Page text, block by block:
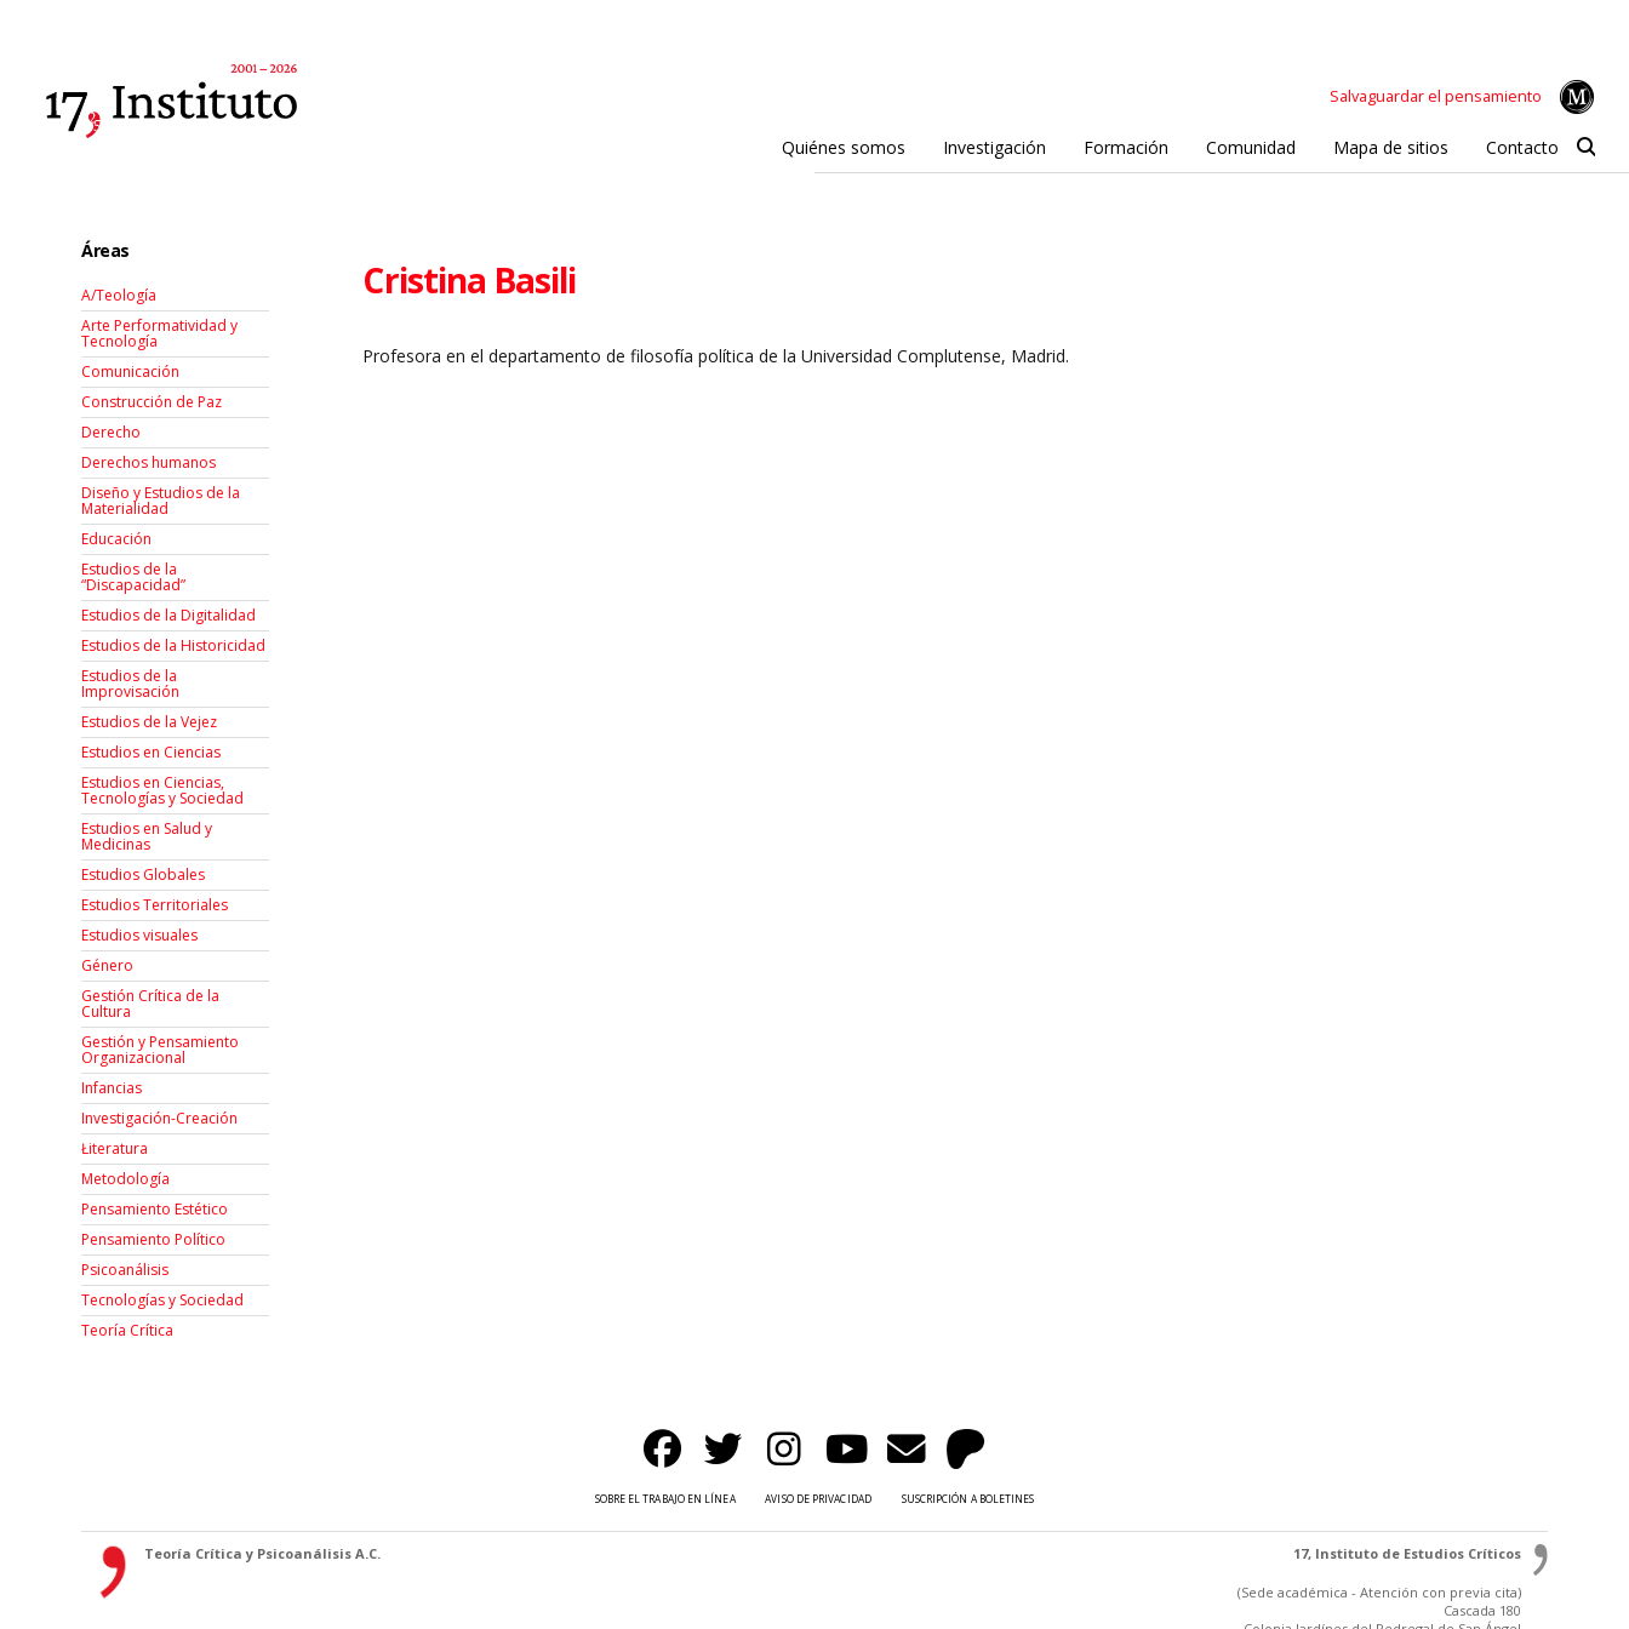
Salvaguardar el pensamiento
Quiénes somos Investigación Formación Comunidad Mapa de sitios Contacto
Cristina Basili
Profesora en el departamento de filosofía política de la Universidad Complutense, Madrid.
Áreas
A/Teología
Arte Performatividad y
Tecnología
Comunicación
Construcción de Paz
Derecho
Derechos humanos
Diseño y Estudios de la
Materialidad
Educación
Estudios de la
“Discapacidad”
Estudios de la Digitalidad
Estudios de la Historicidad
Estudios de la
Improvisación
Estudios de la Vejez
Estudios en Ciencias
Estudios en Ciencias,
Tecnologías y Sociedad
Estudios en Salud y
Medicinas
Estudios Globales
Estudios Territoriales
Estudios visuales
Género
Gestión Crítica de la
Cultura
Gestión y Pensamiento
Organizacional
Infancias
Investigación-Creación
Łiteratura
Metodología
Pensamiento Estético
Pensamiento Político
Psicoanálisis
Tecnologías y Sociedad
Teoría Crítica
SOBRE EL TRABAJO EN LÍNEA AVISO DE PRIVACIDAD SUSCRIPCIÓN A BOLETINES
Teoría Crítica y Psicoanálisis A.C. 17, Instituto de Estudios Críticos
(Sede académica - Atención con previa cita)
Cascada 180